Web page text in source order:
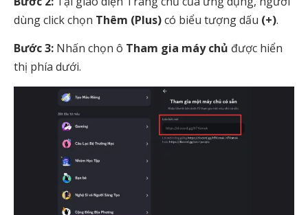
dùng click chọn Thêm (Plus)có biểu tượng dấu (+).
Bước 3: Nhấn chọn ô Tham gia máy chủ được hiển
thị phía dưới.